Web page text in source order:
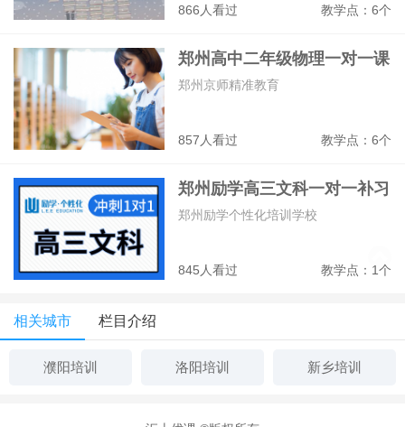
866人看过 教学点：6个
郑州高中二年级物理一对一课
程
857人看过 教学点：6个
郑州京师精准教育
郑州励学高三文科一对一补习
班
845人看过 教学点：1个
郑州励学个性化培训学校
相关城市 栏目介绍
濮阳培训 洛阳培训 新乡培训